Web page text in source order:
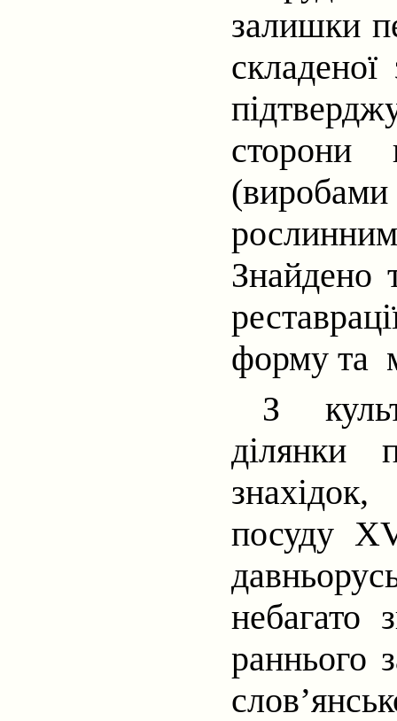
залишки
сторони
Знайдено
форму та
З
ділянки
посуду
небагато
раннього